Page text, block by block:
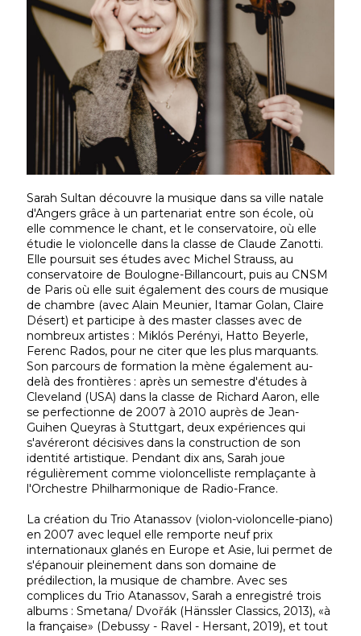
Sarah Sultan découvre la musique dans sa ville natale
d'Angers grâce à un partenariat entre son école, où
elle commence le chant, et le conservatoire, où elle
étudie le violoncelle dans la classe de Claude Zanotti.
Elle poursuit ses études avec Michel Strauss, au
conservatoire de Boulogne-Billancourt, puis au CNSM
de Paris où elle suit également des cours de musique
de chambre (avec Alain Meunier, Itamar Golan, Claire
Désert) et participe à des master classes avec de
nombreux artistes : Miklós Perényi, Hatto Beyerle,
Ferenc Rados, pour ne citer que les plus marquants.
Son parcours de formation la mène également au-
delà des frontières : après un semestre d'études à
Cleveland (USA) dans la classe de Richard Aaron, elle
se perfectionne de 2007 à 2010 auprès de Jean-
Guihen Queyras à Stuttgart, deux expériences qui
s'avéreront décisives dans la construction de son
identité artistique. Pendant dix ans, Sarah joue
régulièrement comme violoncelliste remplaçante à
l'Orchestre Philharmonique de Radio-France.
La création du Trio Atanassov (violon-violoncelle-piano)
en 2007 avec lequel elle remporte neuf prix
internationaux glanés en Europe et Asie, lui permet de
s'épanouir pleinement dans son domaine de
prédilection, la musique de chambre. Avec ses
complices du Trio Atanassov, Sarah a enregistré trois
albums : Smetana/ Dvořák (Hänssler Classics, 2013), «à
la française» (Debussy - Ravel - Hersant, 2019), et tout